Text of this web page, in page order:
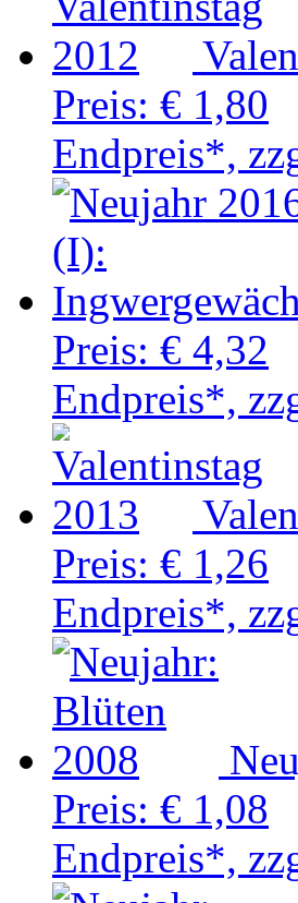
Preis: € 1,80
Endpreis*,
Preis: € 4,32
Endpreis*,
Preis: € 1,26
Endpreis*,
Preis: € 1,08
Endpreis*,